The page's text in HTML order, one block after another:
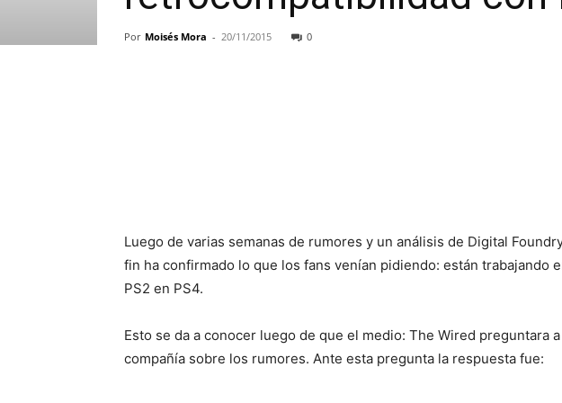
Por Moisés Mora - 20/11/2015 0
Luego de varias semanas de rumores y un análisis de Digital
fin ha confirmado lo que los fans venían pidiendo: están trabajando
PS2 en PS4.
Esto se da a conocer luego de que el medio: The Wired preguntara
compañía sobre los rumores. Ante esta pregunta la respuesta fue: